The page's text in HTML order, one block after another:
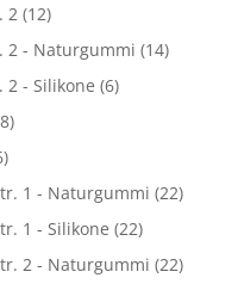
2 (12)
2 - Naturgummi (14)
2 - Silikone (6)
1 - Naturgummi (22)
1 - Silikone (22)
2 - Naturgummi (22)